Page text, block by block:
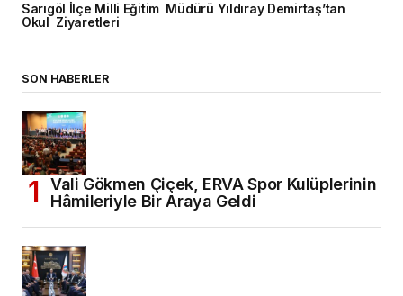
Sarıgöl İlçe Milli Eğitim Müdürü Yıldıray Demirtaş’tan
Okul Ziyaretleri
SON HABERLER
Vali Gökmen Çiçek, ERVA Spor Kulüplerinin
Hâmileriyle Bir Araya Geldi